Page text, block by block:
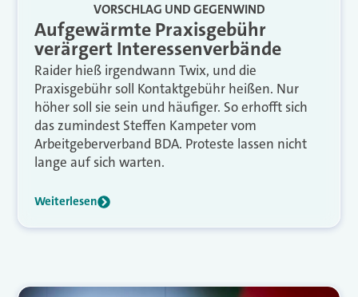
VORSCHLAG UND GEGENWIND
Aufgewärmte Praxisgebühr
verärgert Interessenverbände
Raider hieß irgendwann Twix, und die
Praxisgebühr soll Kontaktgebühr heißen. Nur
höher soll sie sein und häufiger. So erhofft sich
das zumindest Steffen Kampeter vom
Arbeitgeberverband BDA. Proteste lassen nicht
lange auf sich warten.
Weiterlesen